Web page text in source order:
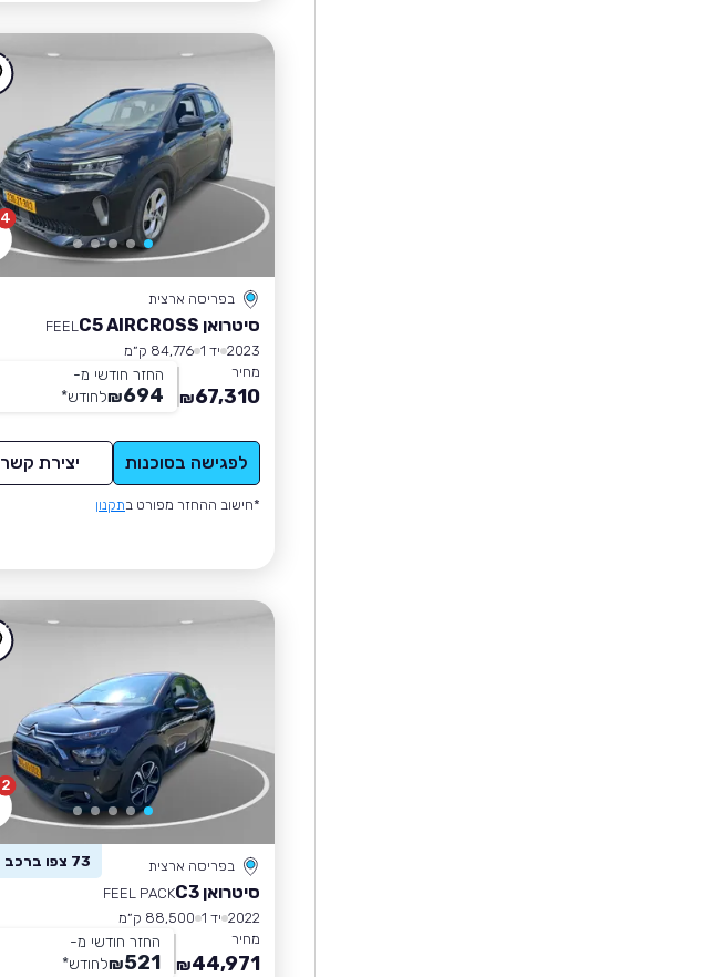
4
בפריסה ארצית
סיטרואן C5 AIRCROSS
FEEL
2023 יד 1
84,776 ק״מ
מחיר
67,310
₪
החזר חודשי מ-
694
₪לחודש*
לפגישה בסוכנות יצירת קשר
*חישוב ההחזר מפורט בתקנון
2
בפריסה ארצית 73 צפו ברכב זה
סיטרואן C3
FEEL PACK
2022 יד 1
88,500 ק״מ
מחיר
44,971
₪
החזר חודשי מ-
521
₪לחודש*